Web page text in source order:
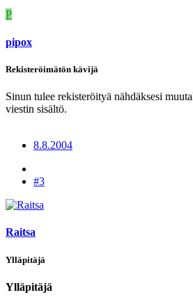
P
pipox
Rekisteröimätön kävijä
Sinun tulee rekisteröityä nähdäksesi
viestin sisältö.
8.8.2004
#3
Raitsa
Ylläpitäjä
Ylläpitäjä